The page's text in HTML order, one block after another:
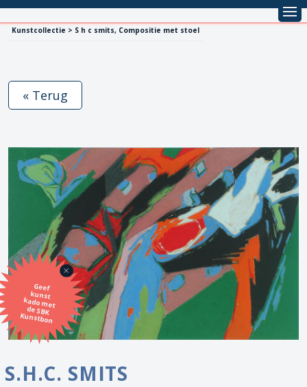
Kunstcollectie > S h c smits, Compositie met stoel
Geef
kunst
kado met
de SBK
Kunstbon
« Terug
S.H.C. SMITS